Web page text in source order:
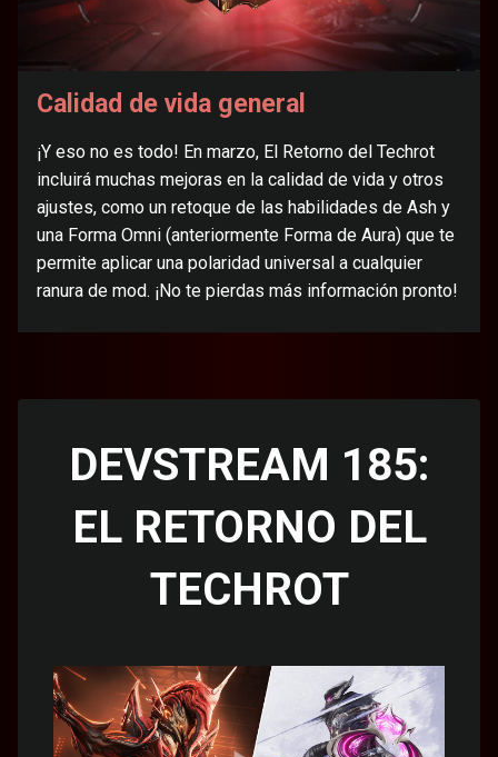
Calidad de vida general
¡Y eso no es todo! En marzo, El Retorno del Techrot
incluirá muchas mejoras en la calidad de vida y otros
ajustes, como un retoque de las habilidades de Ash y
una Forma Omni (anteriormente Forma de Aura) que te
permite aplicar una polaridad universal a cualquier
ranura de mod. ¡No te pierdas más información pronto!
DEVSTREAM 185:
EL RETORNO DEL
TECHROT